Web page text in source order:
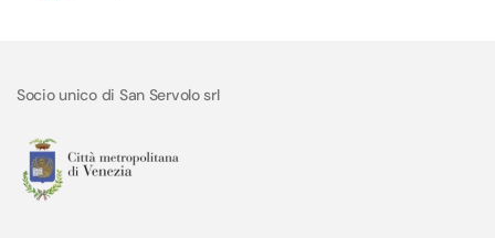
Socio unico di San Servolo srl